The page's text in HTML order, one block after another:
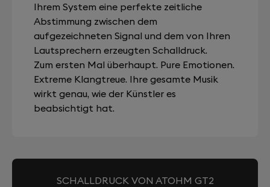
Ihrem System eine perfekte zeitliche
Abstimmung zwischen dem
aufgezeichneten Signal und dem von Ihren
Lautsprechern erzeugten Schalldruck.
Zum ersten Mal überhaupt. Pure Emotionen.
Extreme Klangtreue. Ihre gesamte Musik
wirkt genau, wie der Künstler es
beabsichtigt hat.
SCHALLDRUCK VON ATOHM GT2